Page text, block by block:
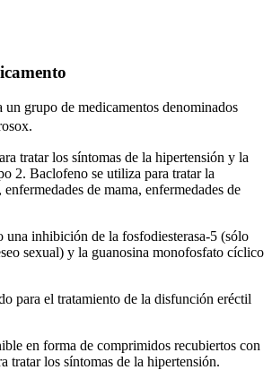
un grupo de medicamentos denominados
tratar los síntomas de la hipertensión y la
2. Baclofeno se utiliza para tratar la
de mama, enfermedades de
una inhibición de la fosfodiesterasa-5 (sólo
sexual) y la guanosina monofosfato cíclico
para el tratamiento de la disfunción eréctil
en forma de comprimidos recubiertos con
tratar los síntomas de la hipertensión.